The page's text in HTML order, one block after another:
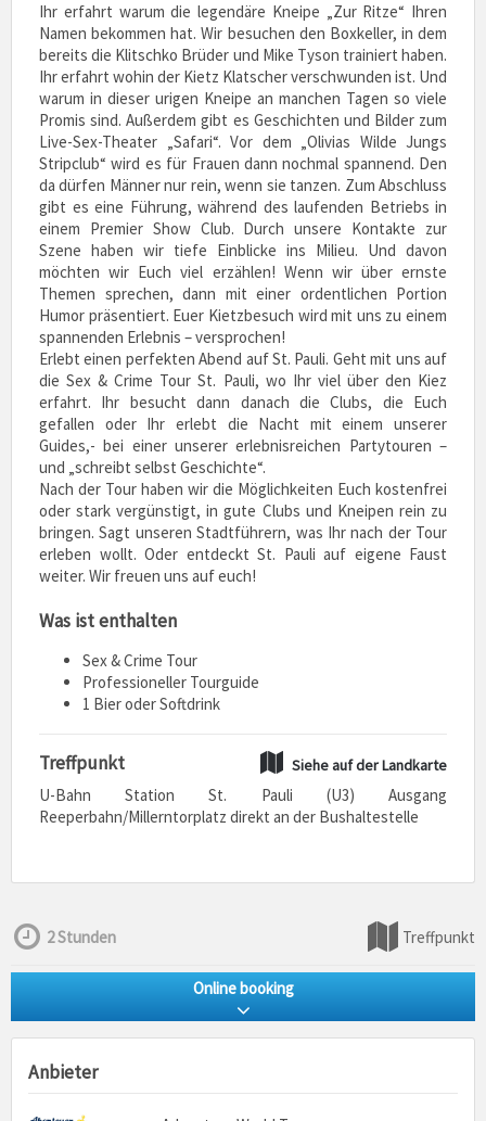
Ihr erfahrt warum die legendäre Kneipe „Zur Ritze“ Ihren
Namen bekommen hat. Wir besuchen den Boxkeller, in dem
bereits die Klitschko Brüder und Mike Tyson trainiert haben.
Ihr erfahrt wohin der Kietz Klatscher verschwunden ist. Und
warum in dieser urigen Kneipe an manchen Tagen so viele
Promis sind. Außerdem gibt es Geschichten und Bilder zum
Live-Sex-Theater „Safari“. Vor dem „Olivias Wilde Jungs
Stripclub“ wird es für Frauen dann nochmal spannend. Den
da dürfen Männer nur rein, wenn sie tanzen. Zum Abschluss
gibt es eine Führung, während des laufenden Betriebs in
einem Premier Show Club. Durch unsere Kontakte zur
Szene haben wir tiefe Einblicke ins Milieu. Und davon
möchten wir Euch viel erzählen! Wenn wir über ernste
Themen sprechen, dann mit einer ordentlichen Portion
Humor präsentiert. Euer Kietzbesuch wird mit uns zu einem
spannenden Erlebnis – versprochen!
Erlebt einen perfekten Abend auf St. Pauli. Geht mit uns auf
die Sex & Crime Tour St. Pauli, wo Ihr viel über den Kiez
erfahrt. Ihr besucht dann danach die Clubs, die Euch
gefallen oder Ihr erlebt die Nacht mit einem unserer
Guides,- bei einer unserer erlebnisreichen Partytouren –
und „schreibt selbst Geschichte“.
Nach der Tour haben wir die Möglichkeiten Euch kostenfrei
oder stark vergünstigt, in gute Clubs und Kneipen rein zu
bringen. Sagt unseren Stadtführern, was Ihr nach der Tour
erleben wollt. Oder entdeckt St. Pauli auf eigene Faust
weiter. Wir freuen uns auf euch!
Was ist enthalten
Sex & Crime Tour
Professioneller Tourguide
1 Bier oder Softdrink
Treffpunkt Siehe auf der Landkarte
U-Bahn Station St. Pauli (U3) Ausgang
Reeperbahn/Millerntorplatz direkt an der Bushaltestelle
2 Stunden Treffpunkt
Online booking
Anbieter